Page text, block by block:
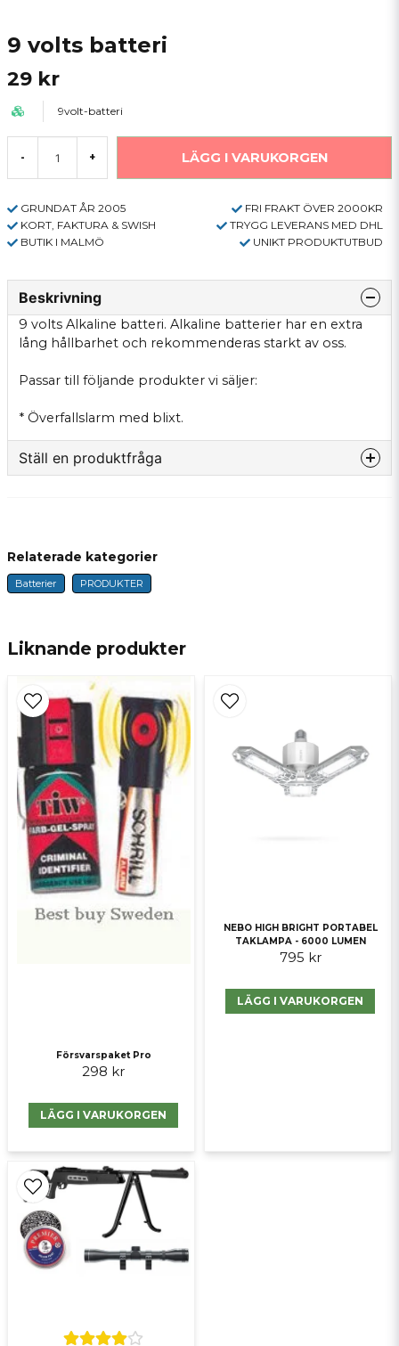
9 volts batteri
29 kr
9volt-batteri
- + LÄGG I VARUKORGEN
GRUNDAT ÅR 2005
FRI FRAKT ÖVER 2000KR
KORT, FAKTURA & SWISH
TRYGG LEVERANS MED DHL
BUTIK I MALMÖ
UNIKT PRODUKTUTBUD
Beskrivning
9 volts Alkaline batteri. Alkaline batterier har en extra
lång hållbarhet och rekommenderas starkt av oss.
Passar till följande produkter vi säljer:
* Överfallslarm med blixt.
Ställ en produktfråga
name
Namn
Ja, ni får publicera min fråga
Skicka fråga
Liknande produkter
Försvarspaket Pro
298 kr
LÄGG I VARUKORGEN
NEBO HIGH BRIGHT PORTABEL
TAKLAMPA - 6000 LUMEN
795 kr
LÄGG I VARUKORGEN
Relaterade kategorier
Batterier PRODUKTER